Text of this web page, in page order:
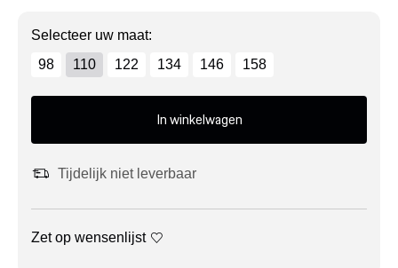
Selecteer uw maat:
98
110 122 134 146 158
In winkelwagen
Tijdelijk niet leverbaar
Zet op wensenlijst